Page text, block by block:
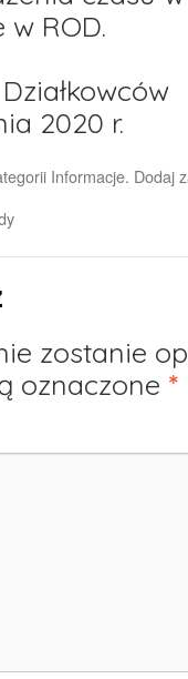
w ROD.
2020 r.
Informacje. Dodaj
zostanie
oznaczone *